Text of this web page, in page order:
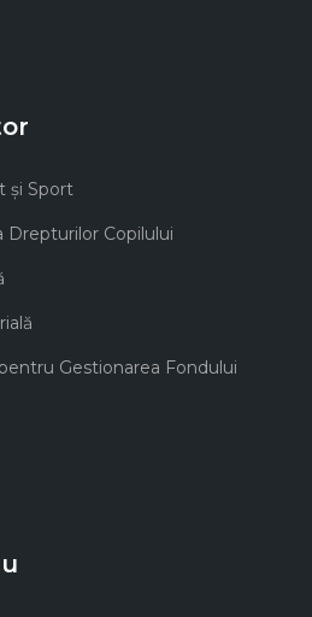
şi Sport
Copilului
Gestionarea Fondului